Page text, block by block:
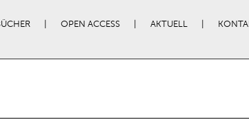
OPEN ACCESS AKTUELL